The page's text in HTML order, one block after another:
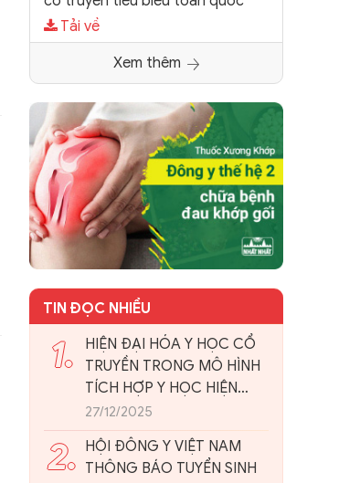
Tải về
Xem thêm
TIN ĐỌC NHIỀU
1.
HIỆN ĐẠI HÓA Y HỌC CỔ
TRUYỀN TRONG MÔ HÌNH
TÍCH HỢP Y HỌC HIỆN
ĐẠI: NHÌN TỪ THỰC TIỄN
VIỆT NAM
27/12/2025
2. HỘI ĐÔNG Y VIỆT NAM
THÔNG BÁO TUYỂN SINH